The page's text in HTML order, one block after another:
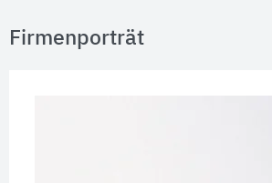
Firmenporträt